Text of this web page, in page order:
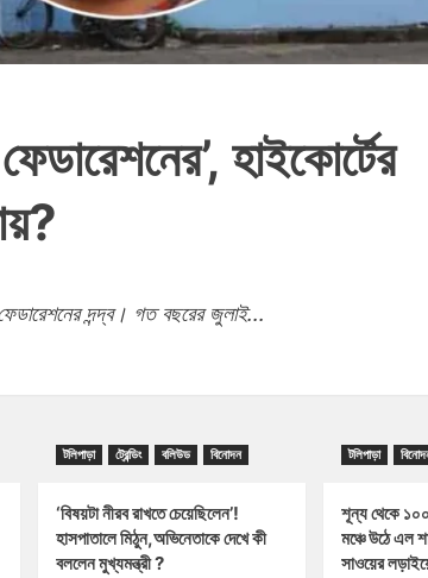
হাইকোর্টের
দন্দ্ব। গত বছরের জুলাই...
টলিপাড়া ট্রেন্ডিং বলিউড বিনোদন
‘বিষয়টা নীরব রাখতে চেয়েছিলেন’!
হাসপাতালে মিঠুন,অভিনেতাকে দেখে কী
বললেন মুখ্যমন্ত্রী ?
টলিপাড়া
শূন্য থেকে ১০০
মঞ্চে উঠে এল
সাওয়ের